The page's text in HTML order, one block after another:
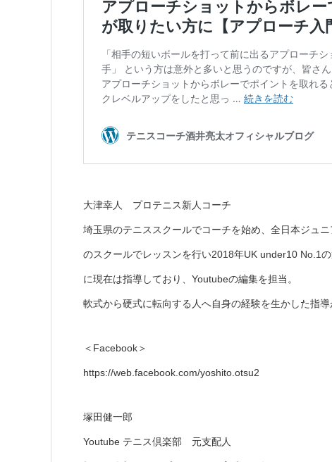
大津幸人 プロテニス新人コーチ
埼玉県のテニススクールでコーチを始め、全日本ジュ
のスクールでレッスンを行い2018年UK under10 No.1
に現在は指導しており、Youtubeの編集を担当。
軟式から硬式に転向する人へ自身の経験を生かした指導
＜Facebook＞
https://web.facebook.com/yoshito.otsu2
塚田健一郎
Youtube テニス倶楽部 元支配人